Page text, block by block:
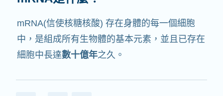
mRNA的中文翻譯是信使核糖核酸，就如它的名
字，它就是信使，會與細胞中其他協助製造蛋白
質的成份交互作用。